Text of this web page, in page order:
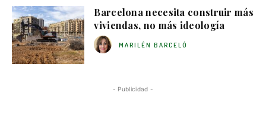
Barcelona necesita construir más
viviendas, no más ideología
MARILÉN BARCELÓ
- Publicidad -